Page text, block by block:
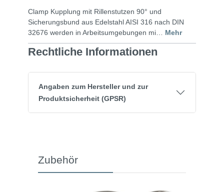
Clamp Kupplung mit Rillenstutzen 90° und
Sicherungsbund aus Edelstahl AISI 316 nach DIN
32676 werden in Arbeitsumgebungen mi… Mehr
Rechtliche Informationen
Angaben zum Hersteller und zur
Produktsicherheit (GPSR)
Zubehör